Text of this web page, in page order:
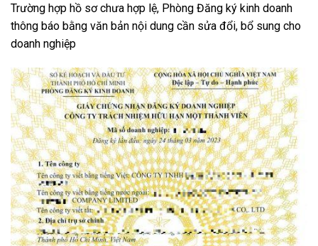
Trường hợp hồ sơ chưa hợp lệ, Phòng Đăng ký kinh doanh
thông báo bằng văn bản nội dung cần sửa đổi, bổ sung cho
doanh nghiệp